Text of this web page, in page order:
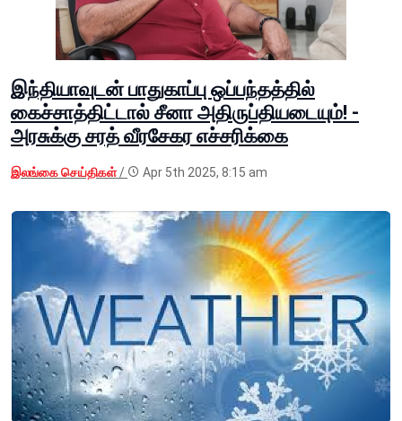
இந்தியாவுடன் பாதுகாப்பு ஒப்பந்தத்தில்
கைச்சாத்திட்டால் சீனா அதிருப்தியடையும்! -
அரசுக்கு சரத் வீரசேகர எச்சரிக்கை
இலங்கை செய்திகள்/ Apr 5th 2025, 8:15 am